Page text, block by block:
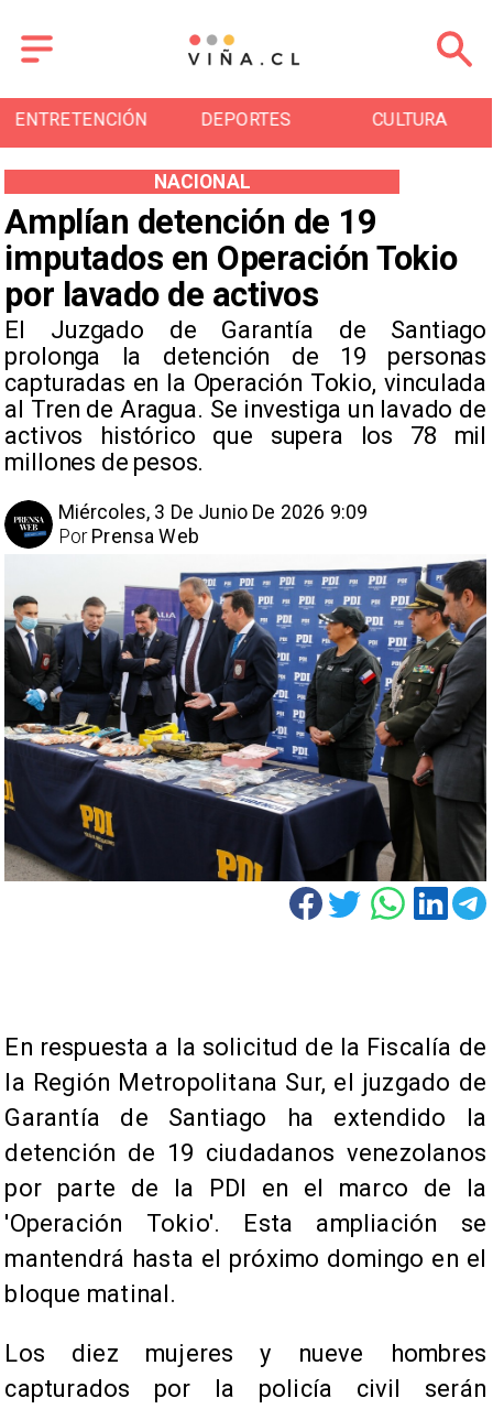
ENTRETENCIÓN DEPORTES CULTURA
Amplían detención de 19
imputados en Operación Tokio
por lavado de activos
El Juzgado de Garantía de Santiago
prolonga la detención de 19 personas
capturadas en la Operación Tokio, vinculada
al Tren de Aragua. Se investiga un lavado de
activos histórico que supera los 78 mil
millones de pesos.
NACIONAL
Miércoles, 3 De Junio De 2026 9:09
Prensa Web
Por
En respuesta a la solicitud de la Fiscalía de
la Región Metropolitana Sur, el juzgado de
Garantía de Santiago ha extendido la
detención de 19 ciudadanos venezolanos
por parte de la PDI en el marco de la
'Operación Tokio'. Esta ampliación se
mantendrá hasta el próximo domingo en el
bloque matinal.
Los diez mujeres y nueve hombres
capturados por la policía civil serán